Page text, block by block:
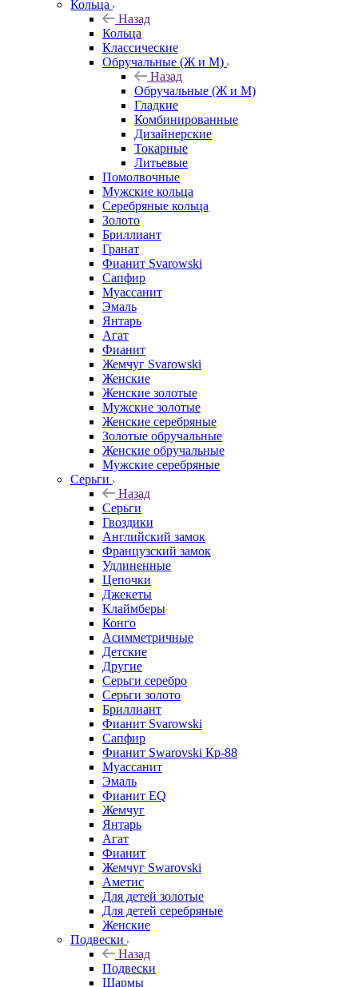
Кольца
Назад
Кольца
Классические
Обручальные (Ж и М)
Назад
Обручальные (Ж и М)
Гладкие
Комбинированные
Дизайнерские
Токарные
Литьевые
Помолвочные
Мужские кольца
Серебряные кольца
Золото
Бриллиант
Гранат
Фианит Svarowski
Сапфир
Муассанит
Эмаль
Янтарь
Агат
Фианит
Жемчуг Svarowski
Женские
Женские золотые
Мужские золотые
Женские серебряные
Золотые обручальные
Женские обручальные
Мужские серебряные
Серьги
Назад
Серьги
Гвоздики
Английский замок
Французский замок
Удлиненные
Цепочки
Джекеты
Клаймберы
Конго
Асимметричные
Детские
Другие
Серьги серебро
Серьги золото
Бриллиант
Фианит Svarowski
Сапфир
Фианит Swarovski Кр-88
Муассанит
Эмаль
Фианит EQ
Жемчуг
Янтарь
Агат
Фианит
Жемчуг Swarovski
Аметис
Для детей золотые
Для детей серебряные
Женские
Подвески
Назад
Подвески
Шармы